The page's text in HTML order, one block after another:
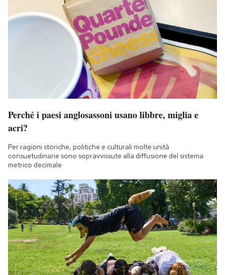
Perché i paesi anglosassoni usano libbre, miglia e
acri?
Per ragioni storiche, politiche e culturali molte unità
consuetudinarie sono sopravvissute alla diffusione del sistema
metrico decimale